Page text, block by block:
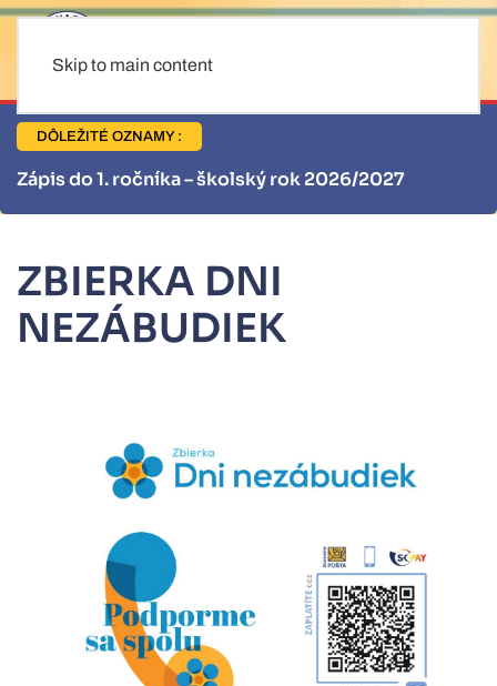
Skip to main content
DÔLEŽITÉ OZNAMY :
2027 Informácie pre stravníkov
ZBIERKA DNI
NEZÁBUDIEK